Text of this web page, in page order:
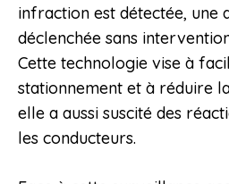
infraction est détectée, une
déclenchée sans
Cette technologie vise à
stationnement et à réduire
elle a aussi suscité des
les conducteurs.